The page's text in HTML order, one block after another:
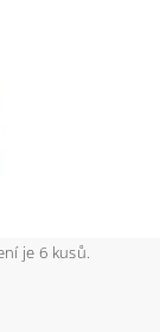
je 6 kusů.